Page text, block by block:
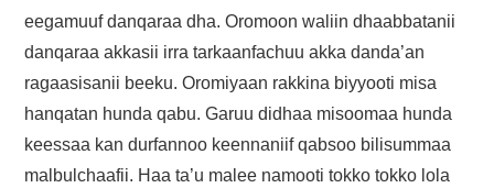
eegamuuf danqaraa dha. Oromoon waliin dhaabbatanii
danqaraa akkasii irra tarkaanfachuu akka danda’an
ragaasisanii beeku. Oromiyaan rakkina biyyooti misa
hanqatan hunda qabu. Garuu didhaa misoomaa hunda
keessaa kan durfannoo keennaniif qabsoo bilisummaa
malbulchaafii. Haa ta’u malee namooti tokko tokko lola